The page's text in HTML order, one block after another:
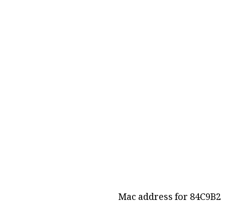
Mac address for 84C9B2